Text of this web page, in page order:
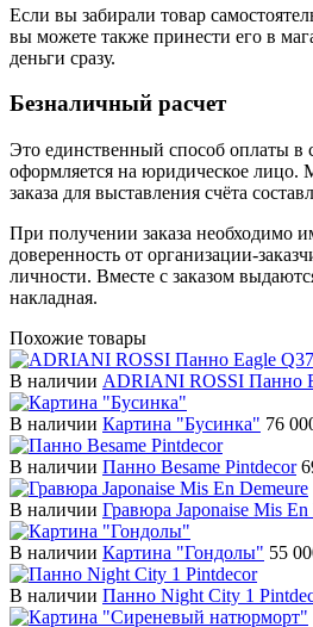
Если вы забирали товар
вы можете также принести его в
деньги сразу.
Безналичный расчет
Это единственный способ оплаты в
оформляется на юридическое лицо.
заказа для выставления счёта
При получении заказа необходимо
доверенность от организации-
личности. Вместе с заказом
накладная.
Похожие товары
В наличии ADRIANI ROSSI Панно
В наличии Картина "Бусинка" 76
В наличии Панно Besame Pintdecor
В наличии Гравюра Japonaise Mis En
В наличии Картина "Гондолы" 55
В наличии Панно Night City 1